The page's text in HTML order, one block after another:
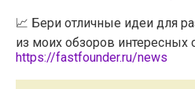
📈 Бери отличные идеи для
из моих обзоров интересных
https://fastfounder.ru/news